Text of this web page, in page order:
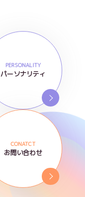
PERSONALITY
パーソナリティ
CONATCT
お問い合わせ